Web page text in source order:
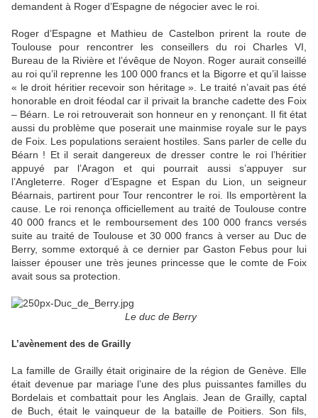
demandent à Roger d’Espagne de négocier avec le roi.
Roger d’Espagne et Mathieu de Castelbon prirent la route de
Toulouse pour rencontrer les conseillers du roi Charles VI,
Bureau de la Rivière et l’évêque de Noyon. Roger aurait conseillé
au roi qu’il reprenne les 100 000 francs et la Bigorre et qu’il laisse
« le droit héritier recevoir son héritage ». Le traité n’avait pas été
honorable en droit féodal car il privait la branche cadette des Foix
– Béarn. Le roi retrouverait son honneur en y renonçant. Il fit état
aussi du problème que poserait une mainmise royale sur le pays
de Foix. Les populations seraient hostiles. Sans parler de celle du
Béarn ! Et il serait dangereux de dresser contre le roi l’héritier
appuyé par l’Aragon et qui pourrait aussi s’appuyer sur
l’Angleterre. Roger d’Espagne et Espan du Lion, un seigneur
Béarnais, partirent pour Tour rencontrer le roi. Ils emportèrent la
cause. Le roi renonça officiellement au traité de Toulouse contre
40 000 francs et le remboursement des 100 000 francs versés
suite au traité de Toulouse et 30 000 francs à verser au Duc de
Berry, somme extorqué à ce dernier par Gaston Febus pour lui
laisser épouser une très jeunes princesse que le comte de Foix
avait sous sa protection.
Le duc de Berry
L’avènement des de Grailly
La famille de Grailly était originaire de la région de Genève. Elle
était devenue par mariage l’une des plus puissantes familles du
Bordelais et combattait pour les Anglais. Jean de Grailly, captal
de Buch, était le vainqueur de la bataille de Poitiers. Son fils,